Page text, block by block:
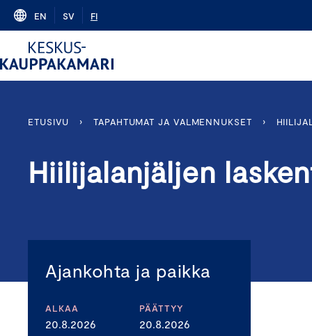
Skip
content
EN SV FI
ETUSIVU › TAPAHTUMAT JA VALMENNUKSET ›
Hiilijalanjäljen
Ajankohta ja paikka
ALKAA
20.8.2026
PÄÄTTYY
20.8.2026